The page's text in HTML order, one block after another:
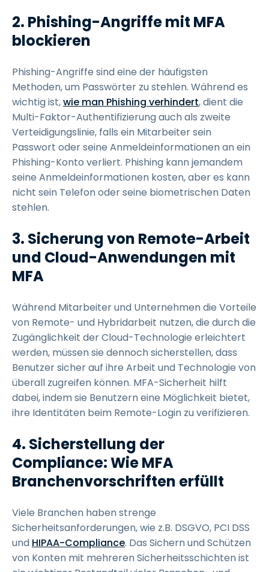
2. Phishing-Angriffe mit MFA
blockieren
Phishing-Angriffe sind eine der häufigsten
Methoden, um Passwörter zu stehlen. Während es
wichtig ist,wie man Phishing verhindert, dient die
Multi-Faktor-Authentifizierung auch als zweite
Verteidigungslinie, falls ein Mitarbeiter sein
Passwort oder seine Anmeldeinformationen an ein
Phishing-Konto verliert. Phishing kann jemandem
seine Anmeldeinformationen kosten, aber es kann
nicht sein Telefon oder seine biometrischen Daten
stehlen.
3. Sicherung von Remote-Arbeit
und Cloud-Anwendungen mit
MFA
Während Mitarbeiter und Unternehmen die Vorteile
von Remote- und Hybridarbeit nutzen, die durch die
Zugänglichkeit der Cloud-Technologie erleichtert
werden, müssen sie dennoch sicherstellen, dass
Benutzer sicher auf ihre Arbeit und Technologie von
überall zugreifen können. MFA-Sicherheit hilft
dabei, indem sie Benutzern eine Möglichkeit bietet,
ihre Identitäten beim Remote-Login zu verifizieren.
4. Sicherstellung der
Compliance: Wie MFA
Branchenvorschriften erfüllt
Viele Branchen haben strenge
Sicherheitsanforderungen, wie z.B. DSGVO, PCI DSS
und HIPAA-Compliance. Das Sichern und Schützen
von Konten mit mehreren Sicherheitsschichten ist